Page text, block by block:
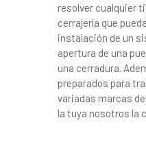
resolver cualquier
cerrajería que
instalación de un
apertura de una
una cerradura.
preparados para
variadas marcas
la tuya nosotros la